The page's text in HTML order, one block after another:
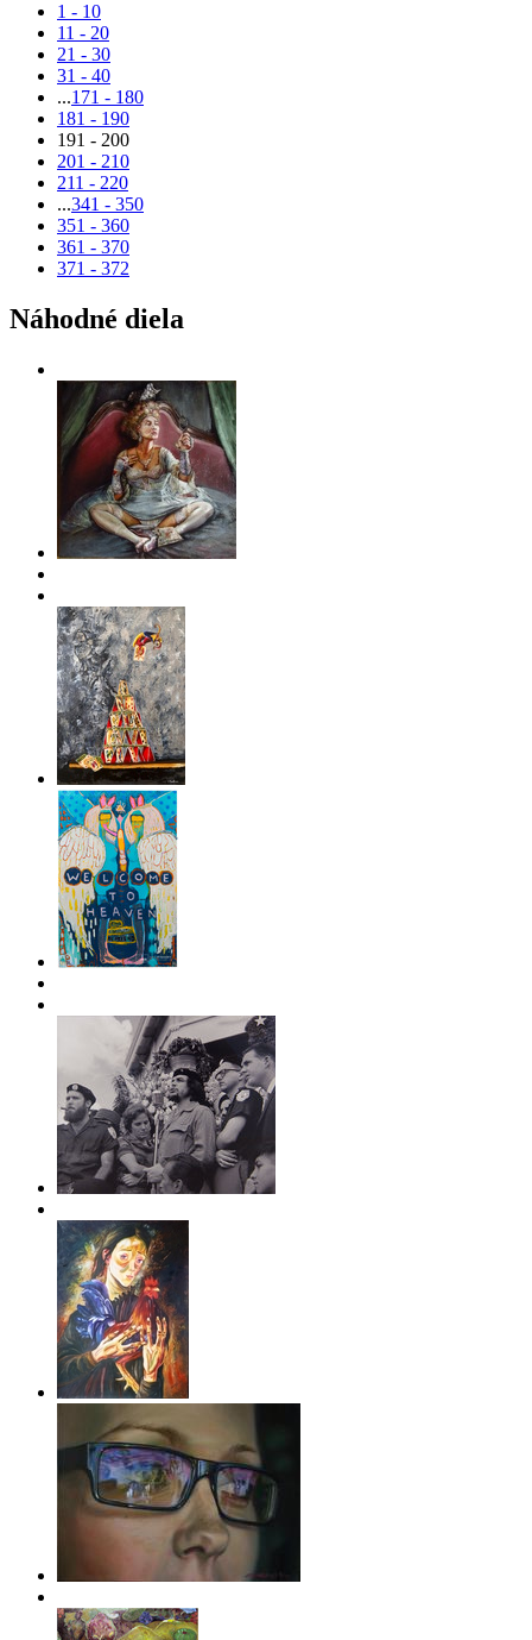
1 - 10
11 - 20
21 - 30
31 - 40
...171 - 180
181 - 190
191 - 200
201 - 210
211 - 220
...341 - 350
351 - 360
361 - 370
371 - 372
Náhodné diela